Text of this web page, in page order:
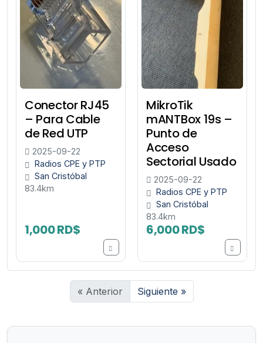
Conector RJ45
– Para Cable
de Red UTP
2025-09-22
Radios CPE y PTP
San Cristóbal
83.4km
1,000 RD$
MikroTik
mANTBox 19s –
Punto de
Acceso
Sectorial Usado
2025-09-22
Radios CPE y PTP
San Cristóbal
83.4km
6,000 RD$
« Anterior Siguiente »